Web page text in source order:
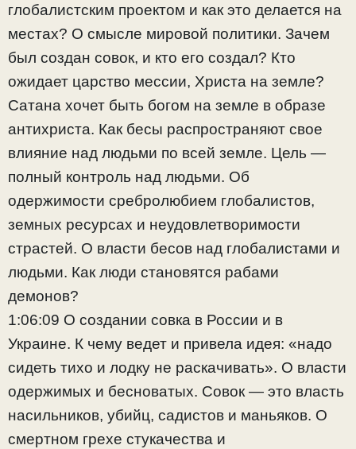
глобалистским проектом и как это делается на
местах? О смысле мировой политики. Зачем
был создан совок, и кто его создал? Кто
ожидает царство мессии, Христа на земле?
Сатана хочет быть богом на земле в образе
антихриста. Как бесы распространяют свое
влияние над людьми по всей земле. Цель —
полный контроль над людьми. Об
одержимости сребролюбием глобалистов,
земных ресурсах и неудовлетворимости
страстей. О власти бесов над глобалистами и
людьми. Как люди становятся рабами
демонов?
1:06:09 О создании совка в России и в
Украине. К чему ведет и привела идея: «надо
сидеть тихо и лодку не раскачивать». О власти
одержимых и бесноватых. Совок — это власть
насильников, убийц, садистов и маньяков. О
смертном грехе стукачества и